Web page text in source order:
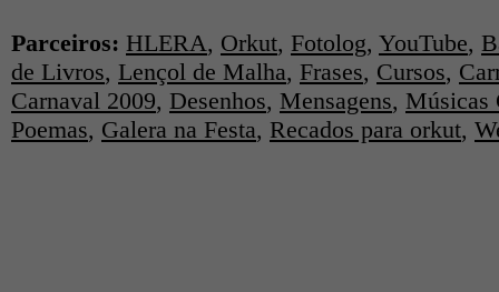
Parceiros: HLERA, Orkut, Fotolog, YouTube,
de Livros, Lençol de Malha, Frases, Cursos,
Carnaval 2009, Desenhos, Mensagens, Músicas
Poemas, Galera na Festa, Recados para orkut,